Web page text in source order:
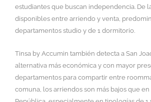
estudiantes que buscan independencia. De
disponibles entre arriendo y venta,
departamentos studio y de 1 dormitorio.
Tinsa by Accumin también detecta a San
alternativa más económica y con mayor
departamentos para compartir entre
comuna, los arriendos son más bajos que